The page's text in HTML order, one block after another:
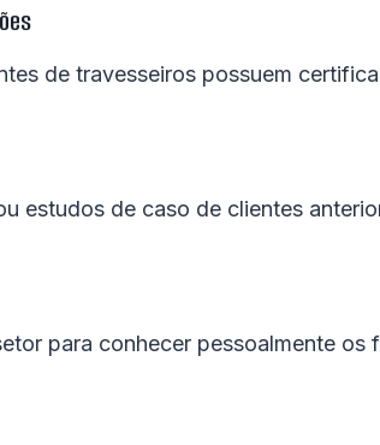
de travesseiros possuem
estudos de caso de clientes
para conhecer pessoalmente os